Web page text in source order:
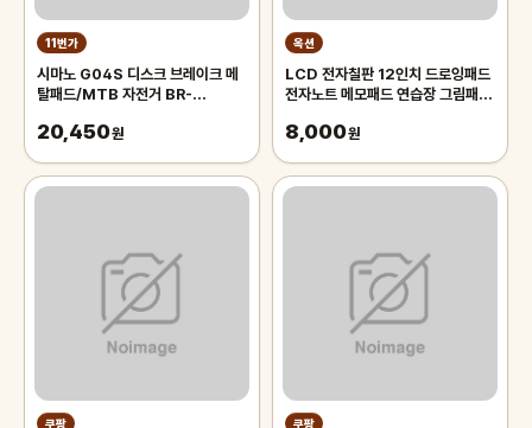
11번가
시마노 G04S 디스크 브레이크 메
탈패드/MTB 자전거 BR-
M7000 M6000 M987
20,450원
옥션
LCD 전자칠판 12인치 드로잉패드
전자노트 메모패드 연습장 그림패
8,000원
쿠팡 쿠팡